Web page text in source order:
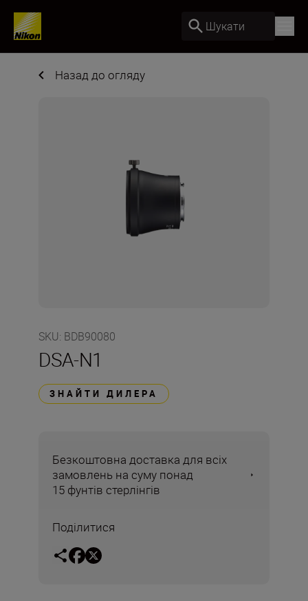
Шукати
Назад до огляду
SKU: BDB90080
DSA-N1
ЗНАЙТИ ДИЛЕРА
Безкоштовна доставка для всіх
замовлень на суму понад
15 фунтів стерлінгів
Поділитися